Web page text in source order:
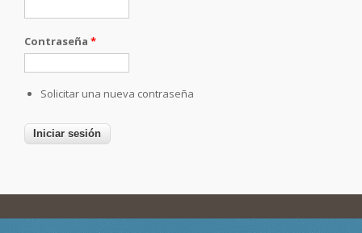
Contraseña *
Solicitar una nueva contraseña